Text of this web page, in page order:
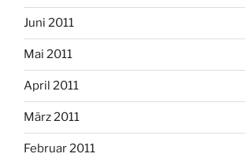
Juni 2011
Mai 2011
April 2011
März 2011
Februar 2011